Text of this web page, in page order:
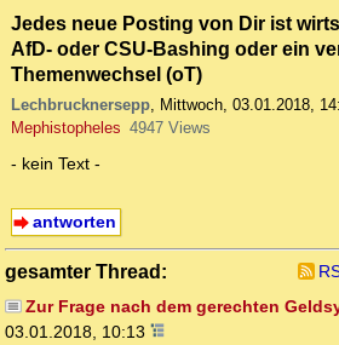
Jedes neue Posting von Dir ist
AfD- oder CSU-Bashing oder ein
Themenwechsel (oT)
Lechbrucknersepp, Mittwoch, 03.01.2018,
Mephistopheles 4947 Views
- kein Text -
antworten
gesamter Thread:
Zur Frage nach dem gerechten
03.01.2018, 10:13